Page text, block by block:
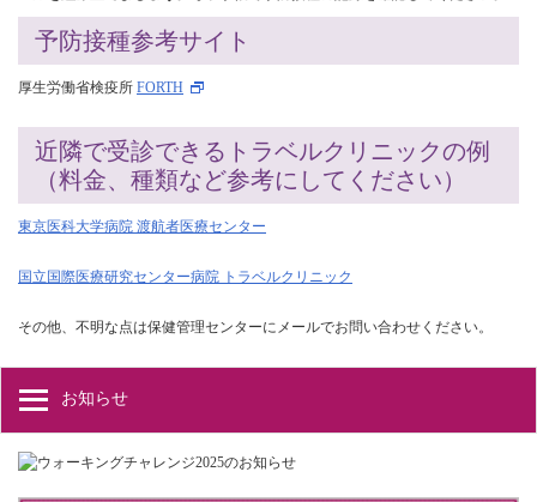
予防接種参考サイト
厚生労働省検疫所 FORTH
近隣で受診できるトラベルクリニックの例
（料金、種類など参考にしてください）
東京医科大学病院 渡航者医療センター
国立国際医療研究センター病院 トラベルクリニック
その他、不明な点は保健管理センターにメールでお問い合わせください。
お知らせ